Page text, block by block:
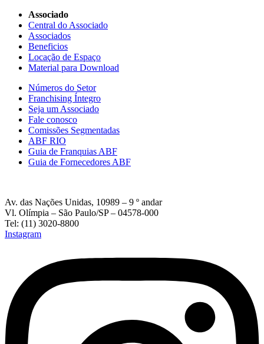
Associado
Central do Associado
Associados
Beneficios
Locação de Espaço
Material para Download
Números do Setor
Franchising Íntegro
Seja um Associado
Fale conosco
Comissões Segmentadas
ABF RIO
Guia de Franquias ABF
Guia de Fornecedores ABF
Av. das Nações Unidas, 10989 – 9 º andar
Vl. Olímpia – São Paulo/SP – 04578-000
Tel: (11) 3020-8800
Instagram